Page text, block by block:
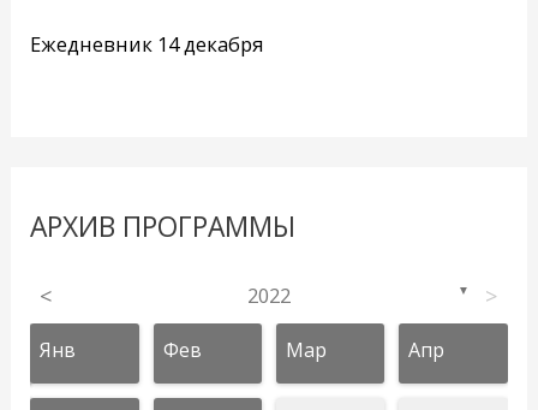
Ежедневник 14 декабря
АРХИВ ПРОГРАММЫ
< 2022 ▼ >
Янв Фев Мар Апр